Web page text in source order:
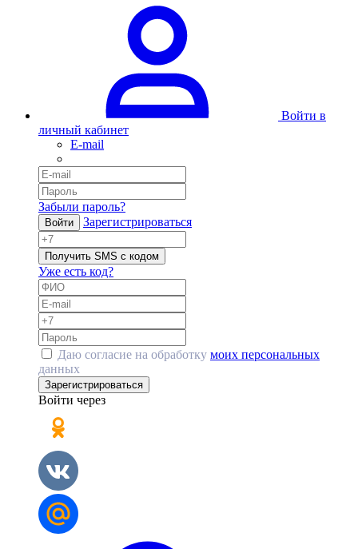
Войти в
личный кабинет
E-mail
Забыли пароль?
Войти Зарегистрироваться
Получить SMS с кодом
Уже есть код?
Даю согласие на обработку моих персональных
данных
Зарегистрироваться
Войти через